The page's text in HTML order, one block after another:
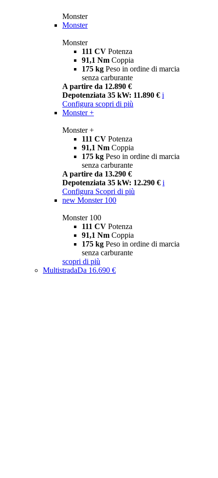
Monster
Monster
Monster
111 CV Potenza
91,1 Nm Coppia
175 kg Peso in ordine di marcia
senza carburante
A partire da 12.890 €
Depotenziata 35 kW: 11.890 € i
Configura scopri di più
Monster +
Monster +
111 CV Potenza
91,1 Nm Coppia
175 kg Peso in ordine di marcia
senza carburante
A partire da 13.290 €
Depotenziata 35 kW: 12.290 € i
Configura Scopri di più
new Monster 100
Monster 100
111 CV Potenza
91,1 Nm Coppia
175 kg Peso in ordine di marcia
senza carburante
scopri di più
MultistradaDa 16.690 €